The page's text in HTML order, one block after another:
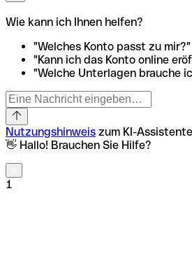
Wie kann ich Ihnen helfen?
"Welches Konto passt zu mir?"
"Kann ich das Konto online
"Welche Unterlagen brauche
Nutzungshinweis zum KI-
👋 Hallo! Brauchen Sie Hilfe?
1